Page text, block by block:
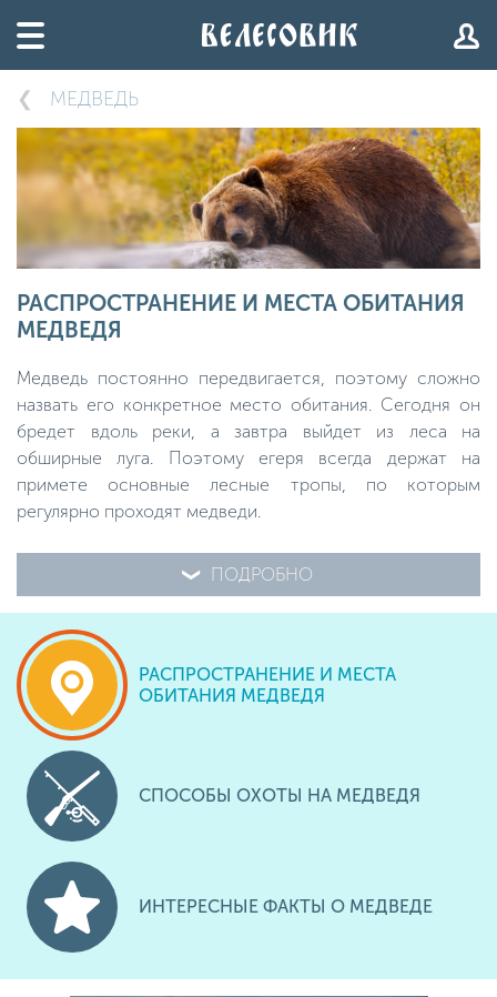
МЕДВЕДЬ
РАСПРОСТРАНЕНИЕ И МЕСТА ОБИТАНИЯ
МЕДВЕДЯ
Медведь постоянно передвигается, поэтому сложно
назвать его конкретное место обитания. Сегодня он
бредет вдоль реки, а завтра выйдет из леса на
обширные луга. Поэтому егеря всегда держат на
примете основные лесные тропы, по которым
регулярно проходят медведи.
ПОДРОБНО
РАСПРОСТРАНЕНИЕ И МЕСТА
ОБИТАНИЯ МЕДВЕДЯ
СПОСОБЫ ОХОТЫ НА МЕДВЕДЯ
ИНТЕРЕСНЫЕ ФАКТЫ О МЕДВЕДЕ